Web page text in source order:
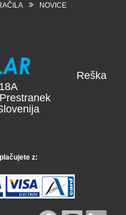
NOVICE
Reška
z: